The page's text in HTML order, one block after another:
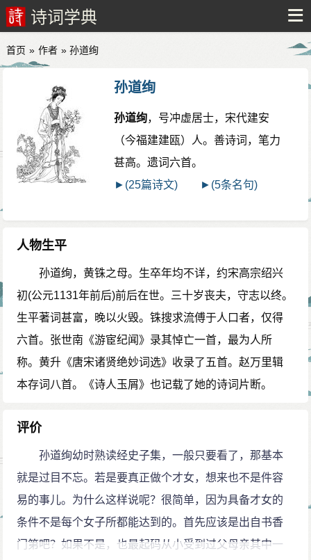
诗词学典
首页 » 作者 » 孙道绚
孙道绚
孙道绚，号冲虚居士，宋代建安
（今福建建瓯）人。善诗词，笔力
甚高。遗词六首。
►(25篇诗文)
►(5条名句)
人物生平
孙道绚，黄铢之母。生卒年均不详，约宋高宗绍兴
初(公元1131年前后)前后在世。三十岁丧夫，守志以终。
生平著词甚富，晚以火毁。铢搜求流傅于人口者，仅得
六首。张世南《游宦纪闻》录其悼亡一首，最为人所
称。黄升《唐宋诸贤绝妙词选》收录了五首。赵万里辑
本存词八首。《诗人玉屑》也记载了她的诗词片断。
评价
孙道绚幼时熟读经史子集，一般只要看了，那基本
就是过目不忘。若是要真正做个才女，想来也不是件容
易的事儿。为什么这样说呢？很简单，因为具备才女的
条件不是每个女子所都能达到的。首先应该是出自书香
门第吧？如果不是，也最起码从小受到过父母亲其中一